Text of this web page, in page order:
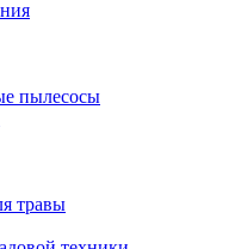
пылесосы
травы